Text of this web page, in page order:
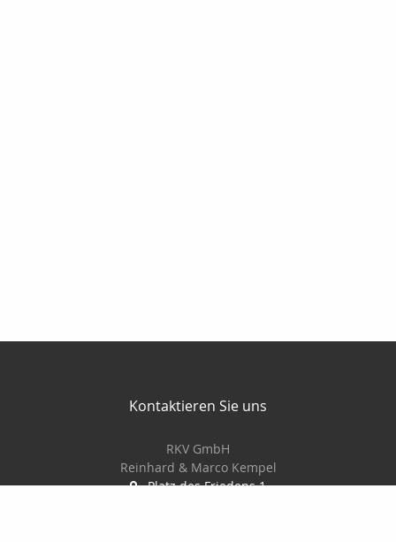
Kontaktieren Sie uns
RKV GmbH
Reinhard & Marco Kempel
Platz des Friedens 1